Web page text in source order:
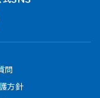
問
方針